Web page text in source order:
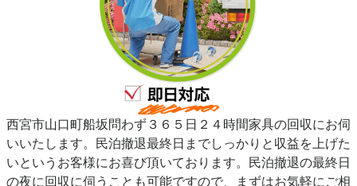
西宮市山口町船坂問わず３６５日２４時間家具の回収にお伺
いいたします。民泊撤退最終日までしっかりと収益を上げた
いというお客様にお喜び頂いております。民泊撤退の最終日
の夜に回収に伺うことも可能ですので、まずはお気軽にご相